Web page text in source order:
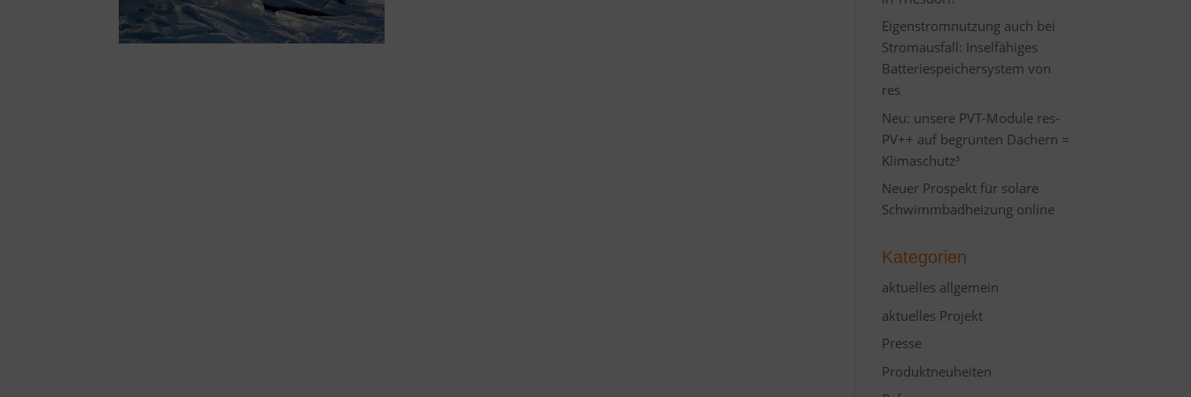
Eigenstromnutzung auch bei
Stromausfall: Inselfähiges
Batteriespeichersystem von
res
Neu: unsere PVT-Module res-
PV++ auf begrünten Dächern =
Klimaschutz³
Neuer Prospekt für solare
Schwimmbadheizung online
Kategorien
aktuelles allgemein
aktuelles Projekt
Presse
Produktneuheiten